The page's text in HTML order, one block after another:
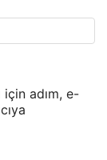
için adım, e-